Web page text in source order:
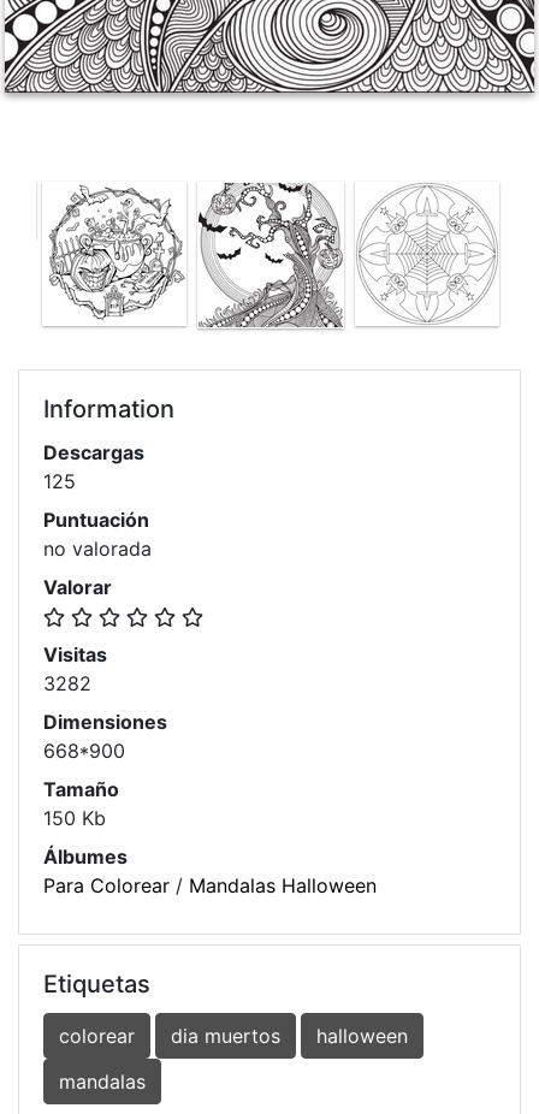
Information
Descargas
125
Puntuación
no valorada
Valorar
Visitas
3282
Dimensiones
668*900
Tamaño
150 Kb
Álbumes
Para Colorear / Mandalas Halloween
Etiquetas
colorear dia muertos
halloween
mandalas